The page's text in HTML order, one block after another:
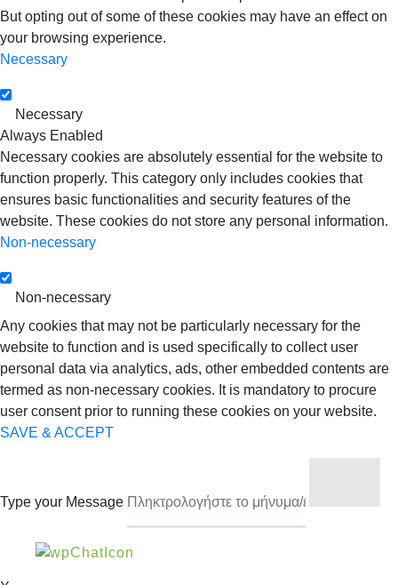
But opting out of some of these cookies may have an effect on
your browsing experience.
Necessary
Necessary
Always Enabled
Necessary cookies are absolutely essential for the website to
function properly. This category only includes cookies that
ensures basic functionalities and security features of the
website. These cookies do not store any personal information.
Non-necessary
Non-necessary
Any cookies that may not be particularly necessary for the
website to function and is used specifically to collect user
personal data via analytics, ads, other embedded contents are
termed as non-necessary cookies. It is mandatory to procure
user consent prior to running these cookies on your website.
SAVE & ACCEPT
Type your Message